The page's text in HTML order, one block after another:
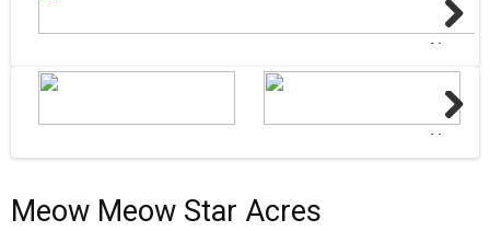
Next
Next
Meow Meow Star Acres